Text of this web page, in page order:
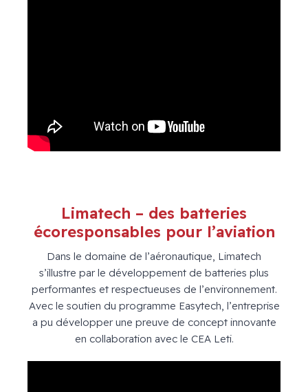
Limatech – des batteries
écoresponsables pour l’aviation
Dans le domaine de l’aéronautique, Limatech
s’illustre par le développement de batteries plus
performantes et respectueuses de l’environnement.
Avec le soutien du programme Easytech, l’entreprise
a pu développer une preuve de concept innovante
en collaboration avec le CEA Leti.